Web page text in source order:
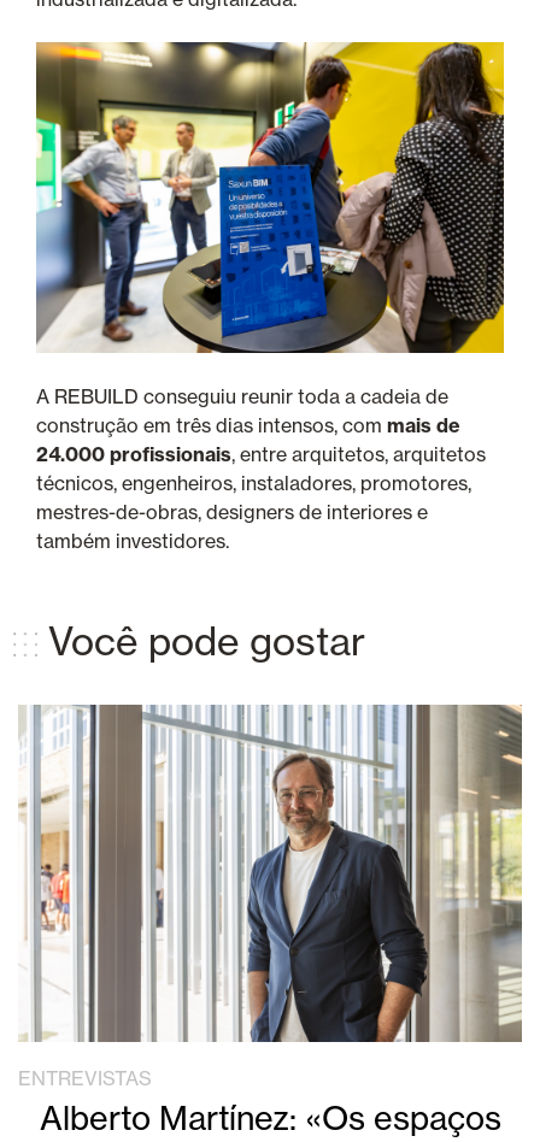
A REBUILD conseguiu reunir toda a cadeia de
construção em três dias intensos, com mais de
24.000 profissionais, entre arquitetos, arquitetos
técnicos, engenheiros, instaladores, promotores,
mestres-de-obras, designers de interiores e
também investidores.
Você pode gostar
ENTREVISTAS
Alberto Martínez: «Os espaços